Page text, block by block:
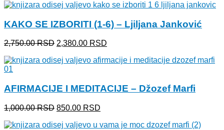
je
1,750.00 RSD.
je:
KAKO SE IZBORITI (1-6) – Ljiljana Janković
2,750.00RSD Originalna
je
2,380.00 RSD
je:
AFIRMACIJE I MEDITACIJE – Džozef Marfi
1,000.00RSD Originalna
je
850.00 RSD
je: